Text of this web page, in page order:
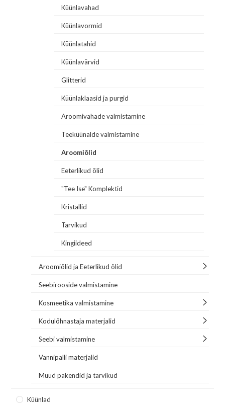
Küünlavahad
Küünlavormid
Küünlatahid
Küünlavärvid
Glitterid
Küünlaklaasid ja purgid
Aroomivahade valmistamine
Teeküünalde valmistamine
Aroomiõlid
Eeterlikud õlid
"Tee Ise" Komplektid
Kristallid
Tarvikud
Kingiideed
Aroomiõlid ja Eeterlikud õlid
Seebirooside valmistamine
Kosmeetika valmistamine
Kodulõhnastaja materjalid
Seebi valmistamine
Vannipalli materjalid
Muud pakendid ja tarvikud
Küünlad